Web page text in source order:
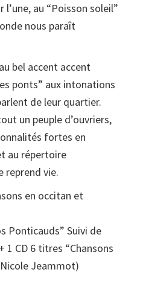
au “Poisson soleil”
nous paraît
bel accent accent
ponts” aux intonations
de leur quartier.
un peuple d’ouvriers,
fortes en
au répertoire
reprend vie.
en occitan et
Ponticauds” Suivi de
1 CD 6 titres “Chansons
Jeammot)